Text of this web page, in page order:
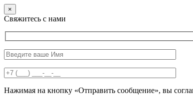
×
Свяжитесь с нами
Нажимая на кнопку «Отправить сообщение», вы